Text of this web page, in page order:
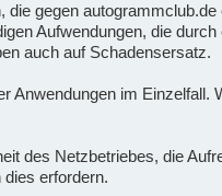
gegen autogrammclub.de
Aufwendungen, die durch
auch auf Schadensersatz.
Anwendungen im Einzelfall.
des Netzbetriebes, die
erfordern.